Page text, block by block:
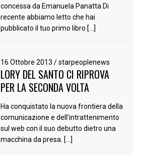
concessa da Emanuela Panatta Di
recente abbiamo letto che hai
pubblicato il tuo primo libro […]
16 Ottobre 2013/ starpeoplenews
LORY DEL SANTO CI RIPROVA
PER LA SECONDA VOLTA
Ha conquistato la nuova frontiera della
comunicazione e dell’intrattenimento
sul web con il suo debutto dietro una
macchina da presa. […]